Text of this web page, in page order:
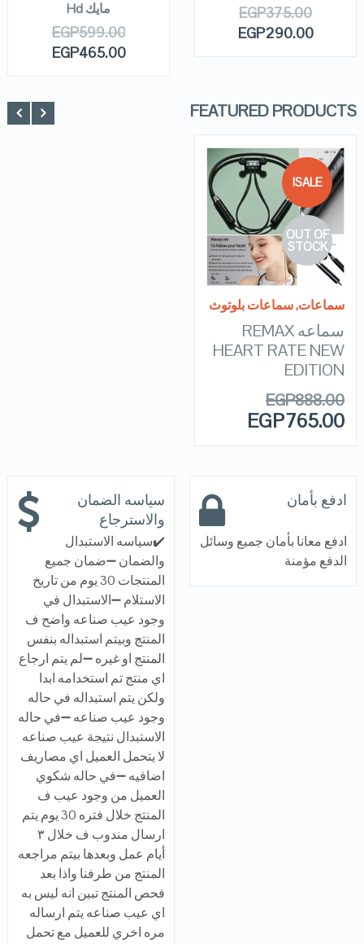
EGP375.00
EGP290.00
مايك Hd
EGP599.00
EGP465.00
FEATURED PRODUCTS
SALE!
OUT OF
STOCK
QUICK LOOK
VIEW DETAILS
READ MORE
سماعات,سماعات بلوتوث
سماعه REMAX
HEART RATE NEW
EDITION
EGP888.00
EGP765.00
ادفع بأمان
ادفع معانا بأمان جميع وسائل
الدفع مؤمنة
سياسه الضمان
والاسترجاع
✔️سياسه الاستبدال
والضمان ➖ضمان جميع
المنتجات 30 يوم من تاريخ
الاستلام ➖الاستبدال في
وجود عيب صناعه واضح ف
المنتج وبيتم استبداله بنفس
المنتج او غيره ➖لم يتم ارجاع
اي منتج تم استخدامه ابدا
ولكن يتم استبداله في حاله
وجود عيب صناعه ➖في حاله
الاستبدال نتيجة عيب صناعه
لا يتحمل العميل اي مصاريف
اضافيه ➖في حاله شكوي
العميل من وجود عيب ف
المنتج خلال فتره 30 يوم يتم
ارسال مندوب ف خلال ٣
أيام عمل وبعدها بيتم مراجعه
المنتج من طرفنا واذا بعد
فحص المنتج تبين انه ليس به
اي عيب صناعه يتم ارساله
مره اخري للعميل مع تحمل